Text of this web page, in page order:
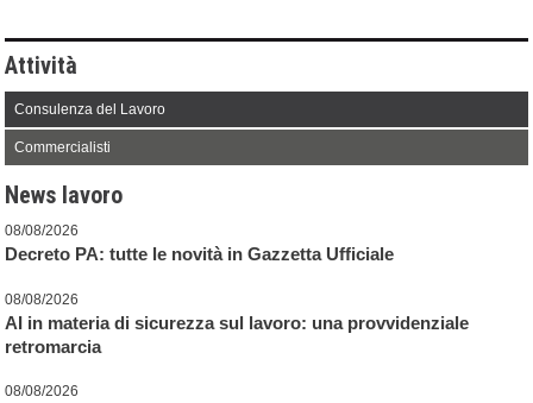
Attività
Consulenza del Lavoro
Commercialisti
News lavoro
08/08/2026
Decreto PA: tutte le novità in Gazzetta Ufficiale
08/08/2026
AI in materia di sicurezza sul lavoro: una provvidenziale
retromarcia
08/08/2026